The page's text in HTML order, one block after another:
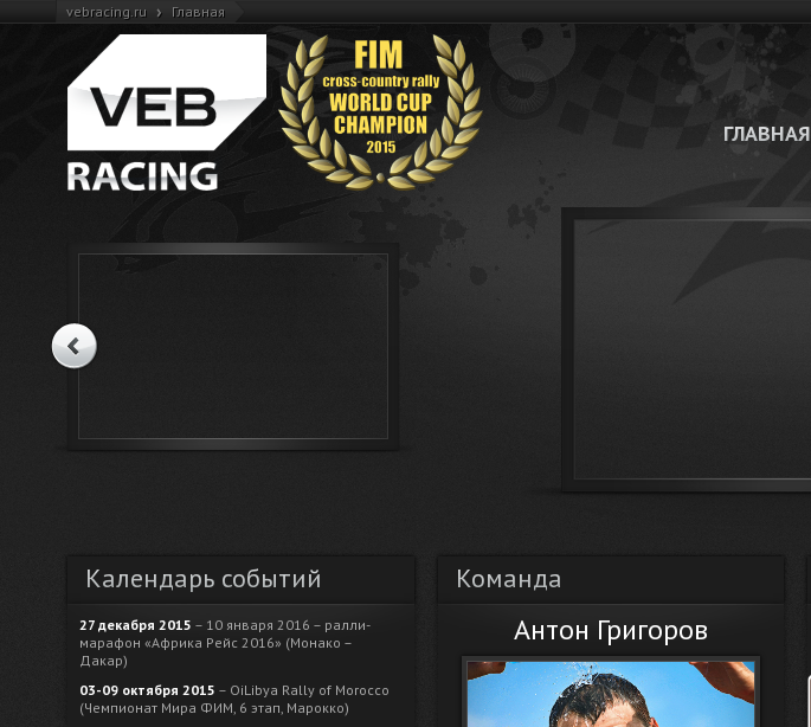
vebracing.ru › Главная
ГЛАВНАЯ
Календарь событий
27 декабря 2015 – 10 января 2016 – ралли-
марафон «Африка Рейс 2016» (Монако –
Дакар)
03-09 октября 2015 – OiLibya Rally of Morocco
(Чемпионат Мира ФИМ, 6 этап, Марокко)
Команда
Антон Григоров